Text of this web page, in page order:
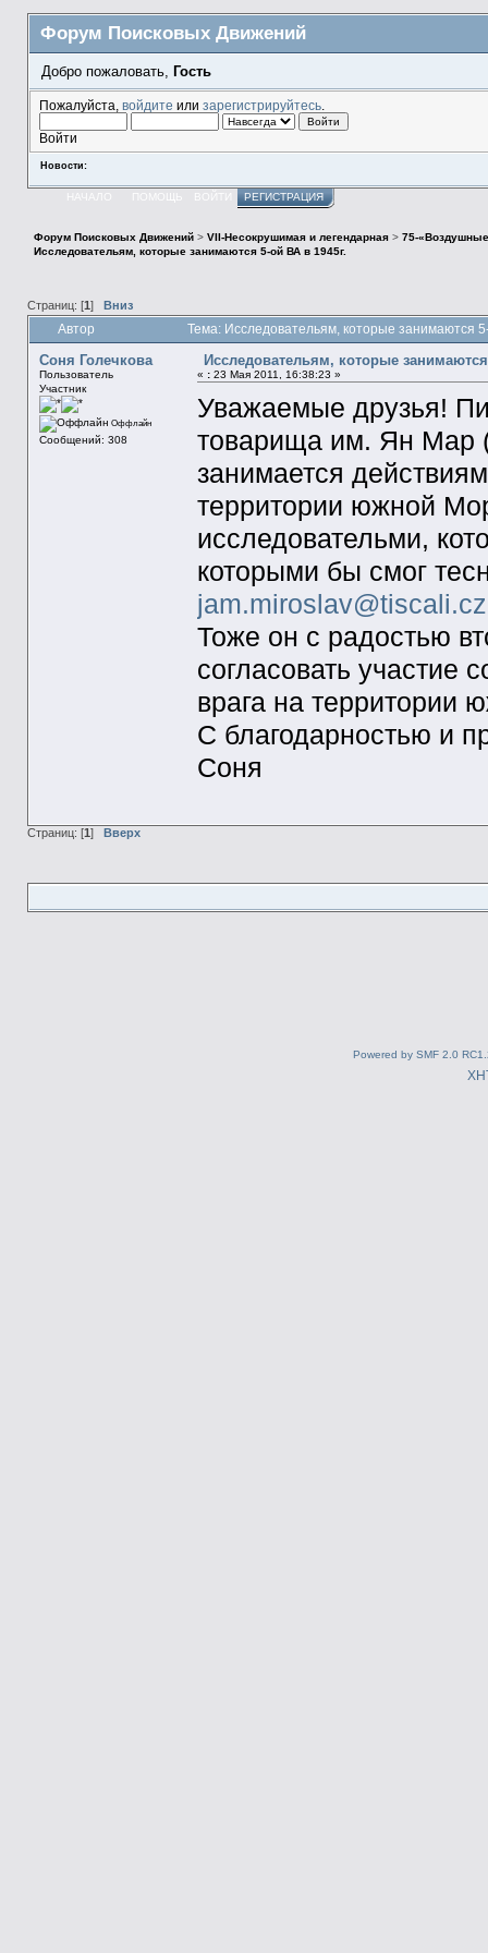
Форум Поисковых Движений
Добро пожаловать, Гость
Пожалуйста, войдите или зарегистрируйтесь.
Войти
Новости:
НАЧАЛО ПОМОЩЬ ВОЙТИ РЕГИСТРАЦИЯ
Форум Поисковых Движений> VII-Несокрушимая и легендарная> 75-
Исследовательям, которые занимаются 5-ой ВА в 1945г.
Страниц: [1 ] Вниз
Автор Тема: Исследовательям, которые занимаются
Соня Голечкова
Пользователь
Участник
Оффлайн
Сообщений: 308
Исследовательям, которые
« :23 Мая 2011, 16:38:23 »
Уважаемые друзья!
товарища им. Ян Мар
занимается
территории южной
исследовательми,
которыми бы смог
jam.miroslav@tiscali.cz
Тоже он с радостью
согласовать участие
врага на территории
С благодарностью и
Соня
Страниц: [1 ] Вверх
Powered by SMF 2.0